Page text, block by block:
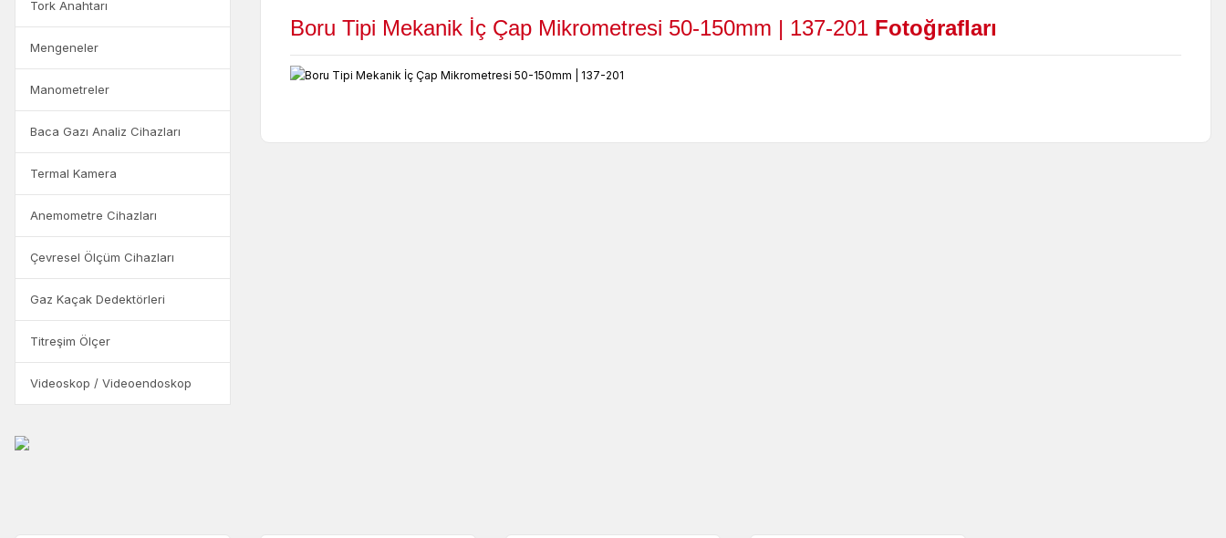
Tork Anahtarı
Mengeneler
Manometreler
Baca Gazı Analiz Cihazları
Termal Kamera
Anemometre Cihazları
Çevresel Ölçüm Cihazları
Gaz Kaçak Dedektörleri
Titreşim Ölçer
Videoskop / Videoendoskop
Boru Tipi Mekanik İç Çap Mikrometresi 50-150mm | 137-201 Fotoğrafları